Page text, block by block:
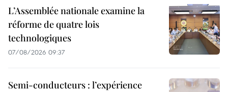
L’Assemblée nationale examine la
réforme de quatre lois
technologiques
07/08/2026 09:37
Semi-conducteurs : l’expérience